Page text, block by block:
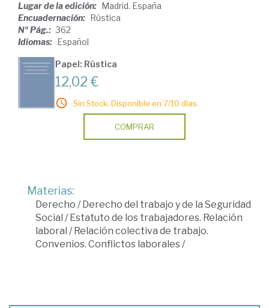
Lugar de la edición: Madrid. España
Encuadernación: Rústica
Nº Pág.: 362
Idiomas: Español
Papel: Rústica
12,02 €
Sin Stock. Disponible en 7/10 días.
COMPRAR
Materias:
Derecho /Derecho del trabajo y de la Seguridad
Social /Estatuto de los trabajadores. Relación
laboral /Relación colectiva de trabajo.
Convenios. Conflictos laborales/